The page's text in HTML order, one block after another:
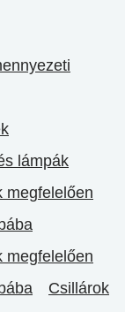
lámpák
megfelelően
megfelelően
Csillárok